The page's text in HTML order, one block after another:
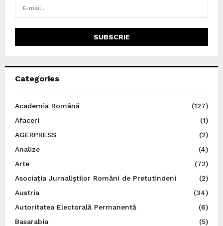
Categories
Academia Română
(127)
Afaceri
(1)
AGERPRESS
(2)
Analize
(4)
Arte
(72)
Asociația Jurnaliștilor Români de Pretutindeni
(2)
Austria
(34)
Autoritatea Electorală Permanentă
(6)
Basarabia
(5)